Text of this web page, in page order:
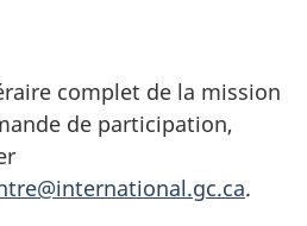
complet de la mission
de participation,
.